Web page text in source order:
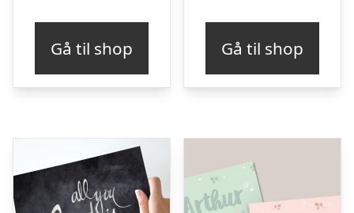
Gå til shop Gå til shop